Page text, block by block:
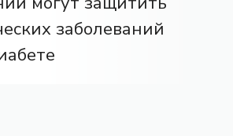
заболеваний